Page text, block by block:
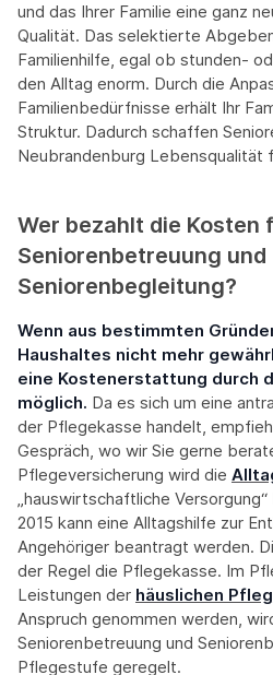
und das Ihrer Familie eine ganz
Qualität. Das selektierte
Familienhilfe, egal ob stunden-
den Alltag enorm. Durch die
Familienbedürfnisse erhält Ihr
Struktur. Dadurch schaffen
Neubrandenburg Lebensqualität
Wer bezahlt die Kosten
Seniorenbetreuung und
Seniorenbegleitung?
Wenn aus bestimmten
Haushaltes nicht mehr
eine Kostenerstattung durch
möglich. Da es sich um eine
der Pflegekasse handelt,
Gespräch, wo wir Sie gerne
Pflegeversicherung wird die
„hauswirtschaftliche
2015 kann eine Alltagshilfe zur
Angehöriger beantragt werden.
der Regel die Pflegekasse. Im
Leistungen der häuslichen
Anspruch genommen werden,
Seniorenbetreuung und
Pflegestufe geregelt.